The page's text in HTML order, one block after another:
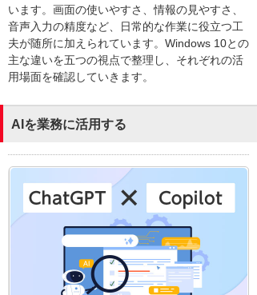
います。画面の使いやすさ、情報の見やすさ、
音声入力の精度など、日常的な作業に役立つ工
夫が随所に加えられています。Windows 10との
主な違いを五つの視点で整理し、それぞれの活
用場面を確認していきます。
AIを業務に活用する